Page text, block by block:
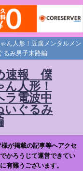
ん人形！豆腐メンタルメン
るみ男子末路編
速報 僕
人形！
ラ電波中
いぐるみ
が掲載の記事等へアクセ
かろうじて運営できてい
有難うございます。